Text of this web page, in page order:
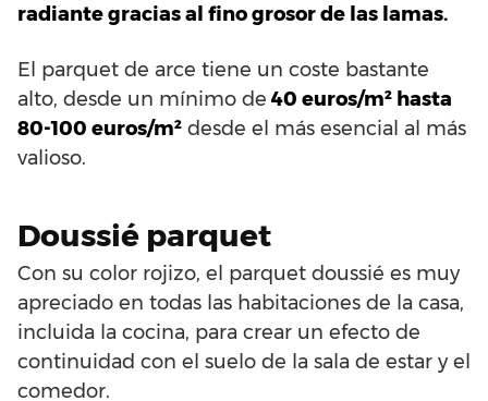
radiante gracias al fino grosor de las lamas.
El parquet de arce tiene un coste bastante
alto, desde un mínimo de 40 euros/m² hasta
80-100 euros/m² desde el más esencial al más
valioso.
Doussié parquet
Con su color rojizo, el parquet doussié es muy
apreciado en todas las habitaciones de la casa,
incluida la cocina, para crear un efecto de
continuidad con el suelo de la sala de estar y el
comedor.